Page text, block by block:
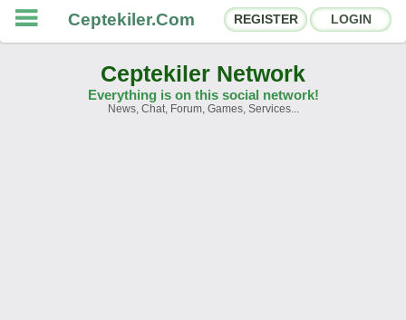
Ceptekiler.Com REGISTER LOGIN
Ceptekiler Network
Everything is on this social network!
News, Chat, Forum, Games, Services...